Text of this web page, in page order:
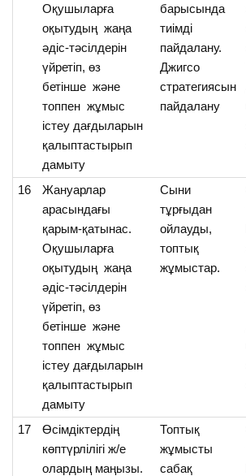
Оқушыларға
оқытудың жаңа
әдіс-тәсілдерін
үйретіп, өз
бетінше және
топпен жұмыс
істеу дағдыларын
қалыптастырып
дамыту
барысында
тиімді
пайдалану.
Джигсо
стратегиясын
пайдалану
16
Жануарлар
арасындағы
қарым-қатынас.
Оқушыларға
оқытудың жаңа
әдіс-тәсілдерін
үйретіп, өз
бетінше және
топпен жұмыс
істеу дағдыларын
қалыптастырып
дамыту
Сыни
тұрғыдан
ойлауды,
топтық
жұмыстар.
17
Өсімдіктердің
көптүрлілігі ж/е
олардың маңызы.
Топтық
жұмысты
сабақ